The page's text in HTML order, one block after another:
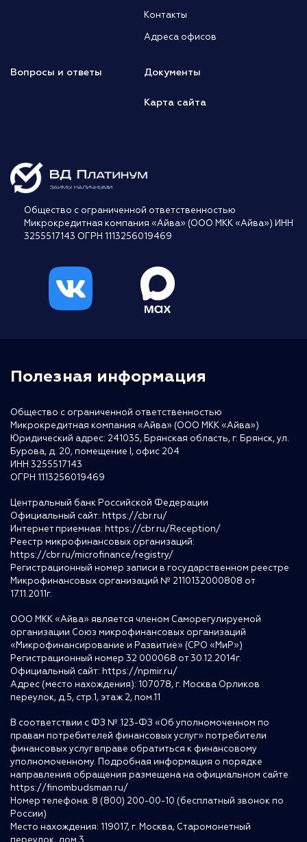
Контакты
Адреса офисов
Вопросы и ответы Документы
Карта сайта
Общество с ограниченной ответственностью
Микрокредитная компания «Айва» (ООО МКК «Айва») ИНН
3255517143 ОГРН 1113256019469
Полезная информация
Общество с ограниченной ответственностью
Микрокредитная компания «Айва» (ООО МКК «Айва»)
Юридический адрес: 241035, Брянская область, г. Брянск, ул.
Бурова, д. 20, помещение I, офис 204
ИНН 3255517143
ОГРН 1113256019469
Центральный банк Российской Федерации
Официальный сайт: https://cbr.ru/
Интернет приемная: https://cbr.ru/Reception/
Реестр микрофинансовых организаций:
https://cbr.ru/microfinance/registry/
Регистрационный номер записи в государственном реестре
Микрофинансовых организаций № 2110132000808 от
17.11.2011г.
ООО МКК «Айва» является членом Саморегулируемой
организации Союз микрофинансовых организаций
«Микрофинансирование и Развитие» (СРО «МиР»)
Регистрационный номер 32 000068 от 30.12.2014г.
Официальный сайт: https://npmir.ru/
Адрес (место нахождения): 107078, г. Москва Орликов
переулок, д.5, стр.1, этаж 2, пом.11
В соответствии с ФЗ № 123-ФЗ «Об уполномоченном по
правам потребителей финансовых услуг» потребители
финансовых услуг вправе обратиться к финансовому
уполномоченному. Подробная информация о порядке
направления обращения размещена на официальном сайте
https://finombudsman.ru/
Номер телефона: 8 (800) 200-00-10 (бесплатный звонок по
России)
Место нахождения: 119017, г. Москва, Старомонетный